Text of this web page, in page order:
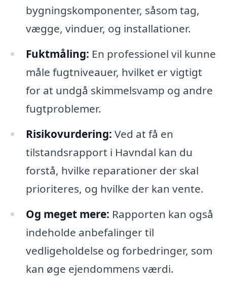
bygningskomponenter, såsom tag,
vægge, vinduer, og installationer.
Fuktmåling: En professionel vil kunne
måle fugtniveauer, hvilket er vigtigt
for at undgå skimmelsvamp og andre
fugtproblemer.
Risikovurdering: Ved at få en
tilstandsrapport i Havndal kan du
forstå, hvilke reparationer der skal
prioriteres, og hvilke der kan vente.
Og meget mere: Rapporten kan også
indeholde anbefalinger til
vedligeholdelse og forbedringer, som
kan øge ejendommens værdi.